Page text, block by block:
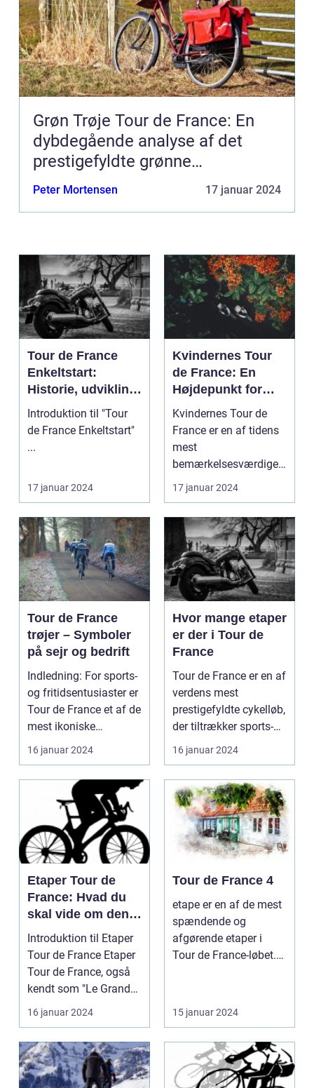
Grøn Trøje Tour de France: En
dybdegående analyse af det
prestigefyldte grønne
pointklassement
Peter Mortensen 17 januar 2024
Tour de France
Enkeltstart:
Historie, udvikling
og
nøgleinformatione
Introduktion til "Tour
de France Enkeltstart"
...
17 januar 2024
Kvindernes Tour
de France: En
Højdepunkt for
Cykelsporten
Kvindernes Tour de
France er en af tidens
mest
bemærkelsesværdige
cykelløb. Det er et
prestigefyldt ...
17 januar 2024
Tour de France
trøjer – Symboler
på sejr og bedrift
Indledning: For sports-
og fritidsentusiaster er
Tour de France et af de
mest ikoniske
begivenheder ...
16 januar 2024
Hvor mange etaper
er der i Tour de
France
Tour de France er en af
verdens mest
prestigefyldte cykelløb,
der tiltrækker sports-
og fritidsentus...
16 januar 2024
Etaper Tour de
France: Hvad du
skal vide om den
ultimative
cykelløbsudfordrin
g
Introduktion til Etaper
Tour de France Etaper
Tour de France, også
kendt som "Le Grand
Boucle", er ...
16 januar 2024
Tour de France 4
etape er en af de mest
spændende og
afgørende etaper i
Tour de France-løbet.
15 januar 2024